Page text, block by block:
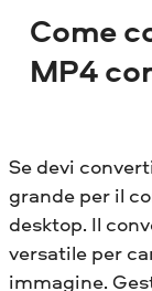
Come
MP4
Se devi
grande per il
desktop. Il
versatile per
immagine.